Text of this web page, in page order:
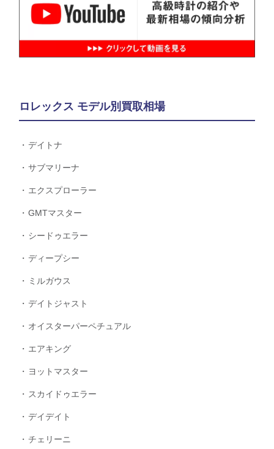
ロレックス モデル別買取相場
デイトナ
サブマリーナ
エクスプローラー
GMTマスター
シードゥエラー
ディープシー
ミルガウス
デイトジャスト
オイスターパーペチュアル
エアキング
ヨットマスター
スカイドゥエラー
デイデイト
チェリーニ